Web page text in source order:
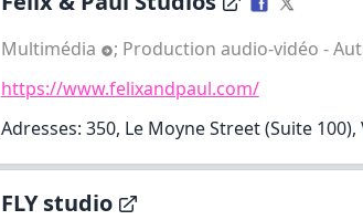
Multimédia ; Production audio-vidéo -
https://www.felixandpaul.com/
Adresses: 350, Le Moyne Street (Suite
FLY studio